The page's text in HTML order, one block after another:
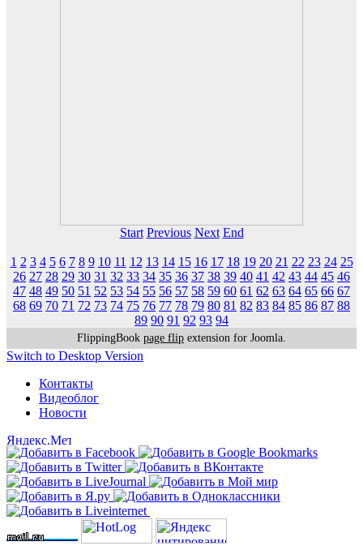
Start Previous Next End
1 2 3 4 5 6 7 8 9 10 11 12 13 14 15 16 17 18 19 20 21 22 23 24 25
26 27 28 29 30 31 32 33 34 35 36 37 38 39 40 41 42 43 44 45 46
47 48 49 50 51 52 53 54 55 56 57 58 59 60 61 62 63 64 65 66 67
68 69 70 71 72 73 74 75 76 77 78 79 80 81 82 83 84 85 86 87 88
89 90 91 92 93 94
FlippingBook page flip extension for Joomla.
Switch to Desktop Version
Контакты
Видеоблог
Новости